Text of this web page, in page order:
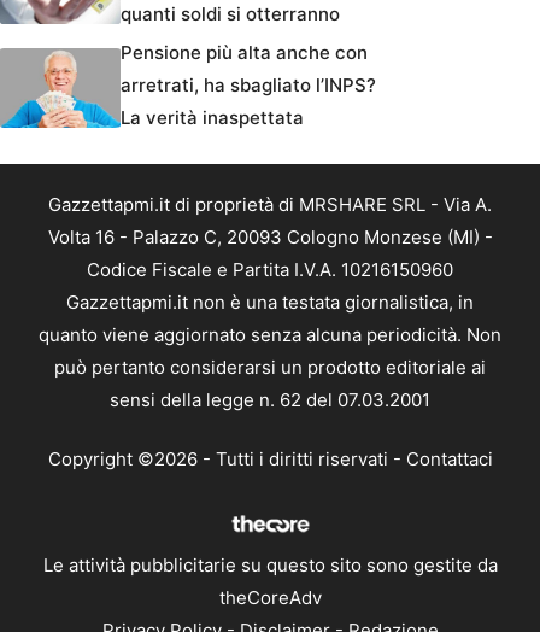
quanti soldi si otterranno
Pensione più alta anche con
arretrati, ha sbagliato l’INPS?
La verità inaspettata
Gazzettapmi.it di proprietà di MRSHARE SRL - Via A.
Volta 16 - Palazzo C, 20093 Cologno Monzese (MI) -
Codice Fiscale e Partita I.V.A. 10216150960
Gazzettapmi.it non è una testata giornalistica, in
quanto viene aggiornato senza alcuna periodicità. Non
può pertanto considerarsi un prodotto editoriale ai
sensi della legge n. 62 del 07.03.2001
Copyright ©2026 - Tutti i diritti riservati - Contattaci
Le attività pubblicitarie su questo sito sono gestite da
theCoreAdv